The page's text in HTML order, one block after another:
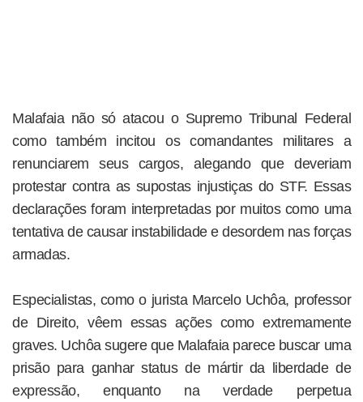
Malafaia não só atacou o Supremo Tribunal Federal
como também incitou os comandantes militares a
renunciarem seus cargos, alegando que deveriam
protestar contra as supostas injustiças do STF. Essas
declarações foram interpretadas por muitos como uma
tentativa de causar instabilidade e desordem nas forças
armadas.
Especialistas, como o jurista Marcelo Uchôa, professor
de Direito, vêem essas ações como extremamente
graves. Uchôa sugere que Malafaia parece buscar uma
prisão para ganhar status de mártir da liberdade de
expressão, enquanto na verdade perpetua